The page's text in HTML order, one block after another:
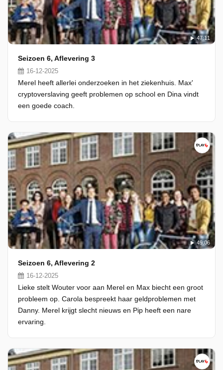
47:11
Seizoen 6, Aflevering 3
16-12-2025
Merel heeft allerlei onderzoeken in het ziekenhuis. Max'
cryptoverslaving geeft problemen op school en Dina vindt
een goede coach.
49:06
Seizoen 6, Aflevering 2
16-12-2025
Lieke stelt Wouter voor aan Merel en Max biecht een groot
probleem op. Carola bespreekt haar geldproblemen met
Danny. Merel krijgt slecht nieuws en Pip heeft een nare
ervaring.